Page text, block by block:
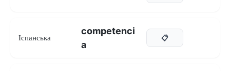
Іспанська
competenci
a
📋